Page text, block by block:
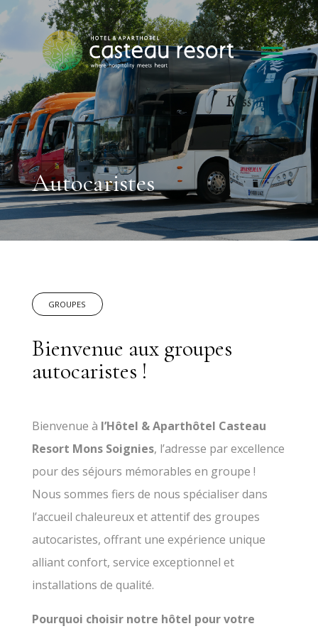
Autocaristes
GROUPES
Bienvenue aux groupes
autocaristes !
Bienvenue à l’Hôtel & Aparthôtel Casteau
Resort Mons Soignies, l’adresse par excellence
pour des séjours mémorables en groupe !
Nous sommes fiers de nous spécialiser dans
l’accueil chaleureux et attentif des groupes
autocaristes, offrant une expérience unique
alliant confort, service exceptionnel et
installations de qualité.
Pourquoi choisir notre hôtel pour votre